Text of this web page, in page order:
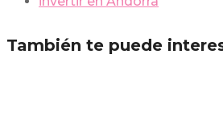
También te puede